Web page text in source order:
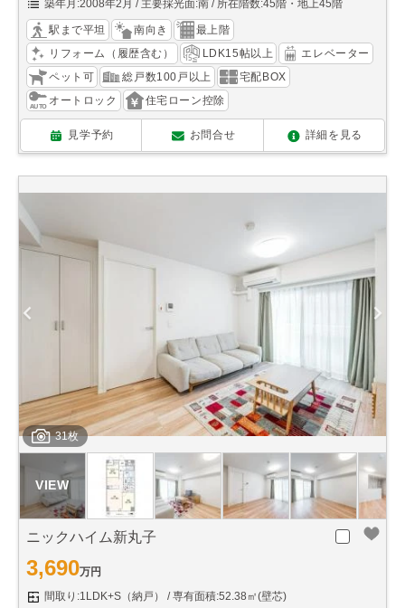
築年月:2008年2月
主要採光面:南 所在階数:45階・地上45階
駅まで平坦 南向き
最上階
リフォーム（履歴含む）
LDK15帖以上
エレベーター
ペット可
総戸数100戸以上
宅配BOX
オートロック
住宅ローン控除
見学予約 お問合せ 詳細を見る
31枚
ニックハイム新丸子
3,690万円
間取り:1LDK+S（納戸）
専有面積:52.38㎡(壁芯)